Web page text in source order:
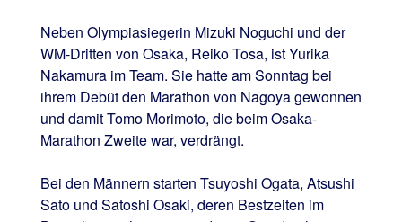
Neben Olympiasiegerin Mizuki Noguchi und der
WM-Dritten von Osaka, Reiko Tosa, ist Yurika
Nakamura im Team. Sie hatte am Sonntag bei
ihrem Debüt den Marathon von Nagoya gewonnen
und damit Tomo Morimoto, die beim Osaka-
Marathon Zweite war, verdrängt.
Bei den Männern starten Tsuyoshi Ogata, Atsushi
Sato und Satoshi Osaki, deren Bestzeiten im